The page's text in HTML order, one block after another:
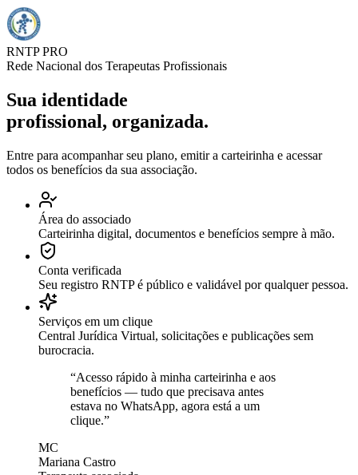
RNTP PRO
Rede Nacional dos Terapeutas Profissionais
Sua identidade
profissional, organizada.
Entre para acompanhar seu plano, emitir a carteirinha e acessar
todos os benefícios da sua associação.
Área do associado
Carteirinha digital, documentos e benefícios sempre à mão.
Conta verificada
Seu registro RNTP é público e validável por qualquer pessoa.
Serviços em um clique
Central Jurídica Virtual, solicitações e publicações sem
burocracia.
“Acesso rápido à minha carteirinha e aos
benefícios — tudo que precisava antes
estava no WhatsApp, agora está a um
clique.”
MC
Mariana Castro